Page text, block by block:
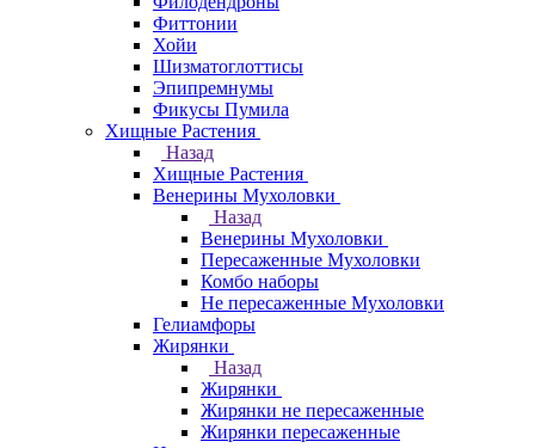
Фиттонии
Хойи
Шизматоглоттисы
Эпипремнумы
Фикусы Пумила
Хищные Растения
Назад
Хищные Растения
Венерины Мухоловки
Назад
Венерины Мухоловки
Пересаженные Мухоловки
Комбо наборы
Не пересаженные Мухоловки
Гелиамфоры
Жирянки
Назад
Жирянки
Жирянки не пересаженные
Жирянки пересаженные